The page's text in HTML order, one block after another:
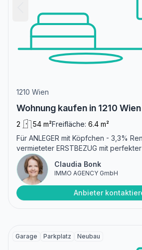
1210 Wien
Wohnung kaufen in 1210 Wien
2 54 m²Freifläche: 6.4 m²
Für ANLEGER mit Köpfchen - 3,3%
vermieteter ERSTBEZUG mit
Claudia Bonk
IMMO AGENCY GmbH
Anbieter
Garage Parkplatz Neubau